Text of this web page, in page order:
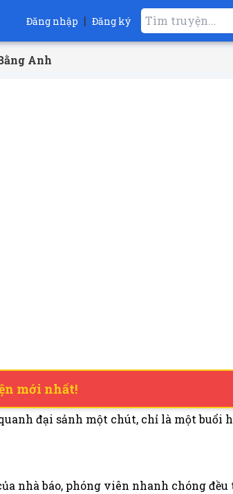
Đăng nhập | Đăng ký
Anh
mới nhất!
đại sảnh một chút, chỉ là một buổi
nhà báo, phóng viên nhanh chóng